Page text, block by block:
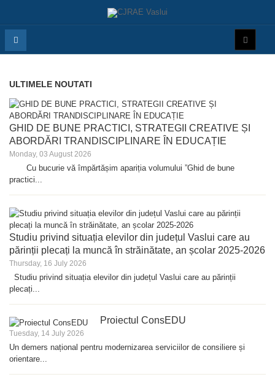
ULTIMELE NOUTATI
GHID DE BUNE PRACTICI, STRATEGII CREATIVE ȘI
ABORDĂRI TRANDISCIPLINARE ÎN EDUCAȚIE
Monday, 03 August 2026
Cu bucurie vă împărtășim apariția volumului ”Ghid de bune
practici...
Studiu privind situația elevilor din județul Vaslui care au
părinții plecați la muncă în străinătate, an școlar 2025-2026
Thursday, 16 July 2026
Studiu privind situația elevilor din județul Vaslui care au părinții
plecați...
Proiectul ConsEDU
Tuesday, 14 July 2026
Un demers național pentru modernizarea serviciilor de consiliere și
orientare...